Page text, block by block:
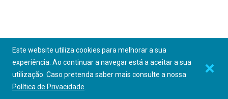
Este website utiliza cookies para melhorar a sua
experiência. Ao continuar a navegar está a aceitar a sua
utilização. Caso pretenda saber mais consulte a nossa
Política de Privacidade